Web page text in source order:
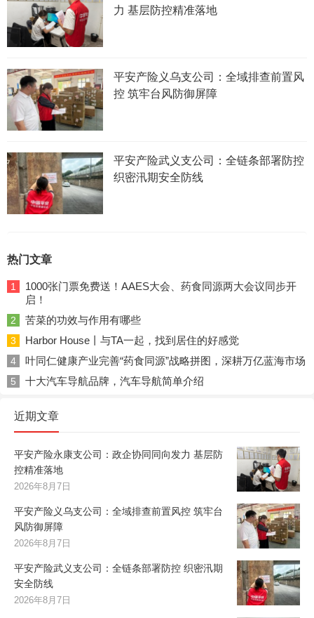
力 基层防控精准落地
平安产险义乌支公司：全域排查前置风
控 筑牢台风防御屏障
平安产险武义支公司：全链条部署防控
织密汛期安全防线
热门文章
1
1000张门票免费送！AAES大会、药食同源两大会议同步开
启！
2 苦菜的功效与作用有哪些
3 Harbor House丨与TA一起，找到居住的好感觉
4 叶同仁健康产业完善“药食同源”战略拼图，深耕万亿蓝海市场
5 十大汽车导航品牌，汽车导航简单介绍
近期文章
平安产险永康支公司：政企协同同向发力 基层防
控精准落地
2026年8月7日
平安产险义乌支公司：全域排查前置风控 筑牢台
风防御屏障
2026年8月7日
平安产险武义支公司：全链条部署防控 织密汛期
安全防线
2026年8月7日